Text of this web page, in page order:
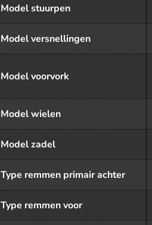
Model stuurpen
Model versnellingen
Model voorvork
Model wielen
Model zadel
Type remmen primair achter
Type remmen voor